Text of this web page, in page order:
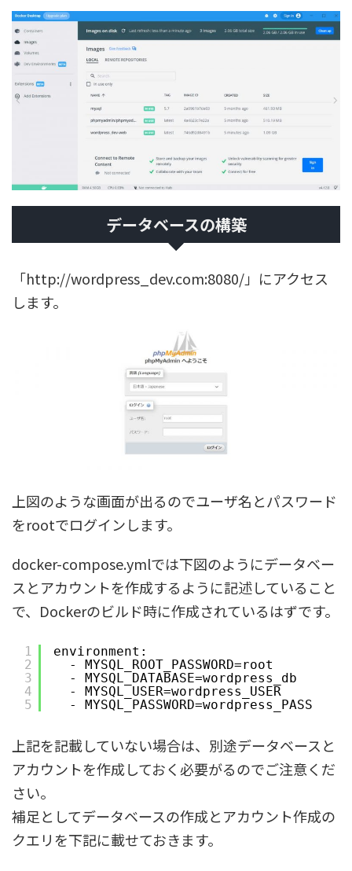
データベースの構築
「http://wordpress_dev.com:8080/」にアクセス
します。
上図のような画面が出るのでユーザ名とパスワード
をrootでログインします。
docker-compose.ymlでは下図のようにデータベー
スとアカウントを作成するように記述していること
で、Dockerのビルド時に作成されているはずです。
1
2
3
4
5
environment:
- MYSQL_ROOT_PASSWORD=root
- MYSQL_DATABASE=wordpress_db
- MYSQL_USER=wordpress_USER
- MYSQL_PASSWORD=wordpress_PASS
上記を記載していない場合は、別途データベースと
アカウントを作成しておく必要がるのでご注意くだ
さい。
補足としてデータベースの作成とアカウント作成の
クエリを下記に載せておきます。